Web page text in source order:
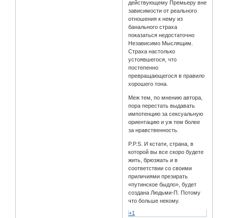
действующему Премьеру вне
зависимости от реального
отношения к нему из
банального страха
показаться недостаточно
Независимо Мыслящим.
Страха настолько
устоявшегося, что
постепенно
превращающегося в правило
хорошего тона.
Меж тем, по мнению автора,
пора перестать выдавать
импотенцию за сексуальную
ориентацию и уж тем более
за нравственность.
P.P.S. И кстати, страна, в
которой вы все скоро будете
жить, брюзжать и в
соответствии со своими
приличиями презирать
«путинское быдло», будет
создана Людьми-П. Потому
что больше некому.
+1